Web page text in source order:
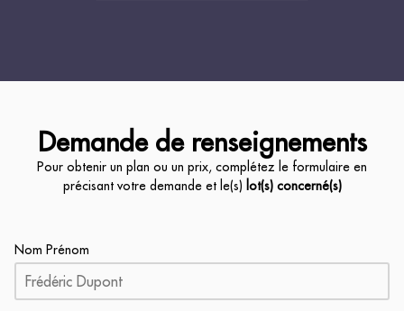
Demande de renseignements
Pour obtenir un plan ou un prix, complétez le formulaire en
précisant votre demande et le(s) lot(s) concerné(s)
Nom Prénom